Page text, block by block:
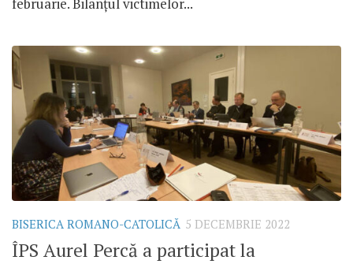
BISERICA ROMANO-CATOLICĂ 5 DECEMBRIE 2022
ÎPS Aurel Percă a participat la